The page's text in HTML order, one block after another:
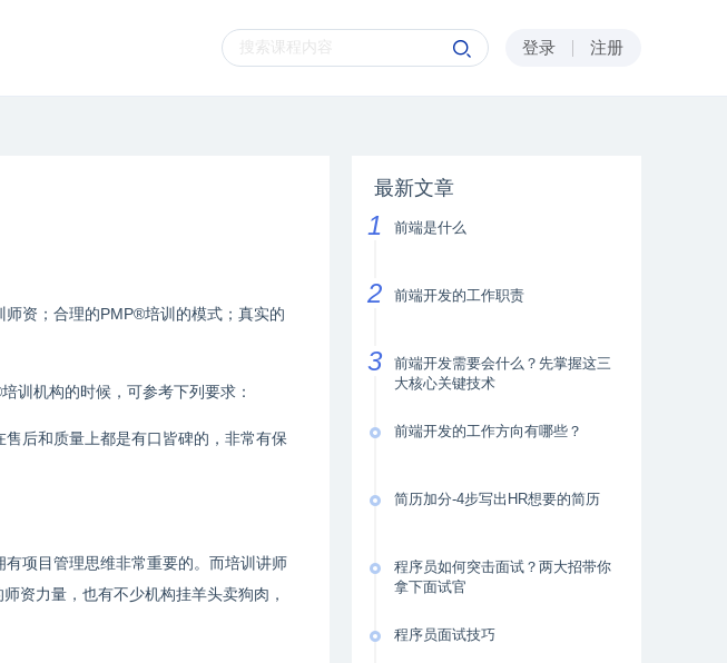
登录 注册
师资；合理的PMP®培训的模式；真实的
训机构的时候，可参考下列要求：
后和质量上都是有口皆碑的，非常有保
项目管理思维非常重要的。而培训讲师
资力量，也有不少机构挂羊头卖狗肉，
最新文章
前端是什么
前端开发的工作职责
前端开发需要会什么？先掌握这三
大核心关键技术
前端开发的工作方向有哪些？
简历加分-4步写出HR想要的简历
程序员如何突击面试？两大招带你
拿下面试官
程序员面试技巧